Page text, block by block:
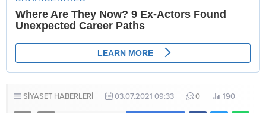
SİYASET HABERLERİ 03.07.2021 09:33 0 190